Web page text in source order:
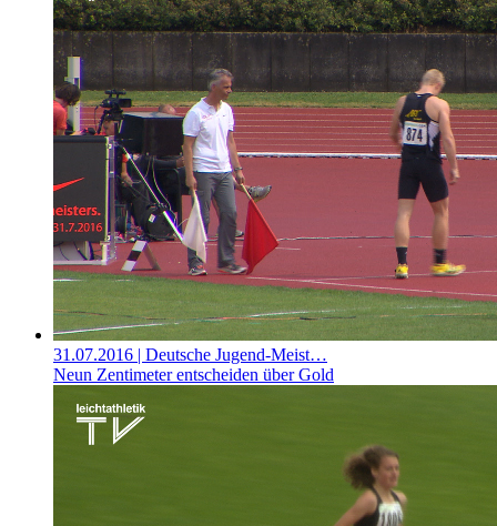
31.07.2016 | Deutsche Jugend-Meist…
Neun Zentimeter entscheiden über Gold